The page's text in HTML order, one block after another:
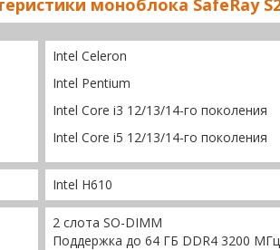
моноблока SafeRay
Intel Celeron
Intel Pentium
Intel Core i3 12/13/14-го поколения
Intel Core i5 12/13/14-го поколения
Intel H610
2 слота SO-DIMM
Поддержка до 64 ГБ DDR4 3200 МГц